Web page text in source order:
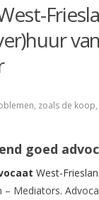
zoals de
goed
West-
Mediators.